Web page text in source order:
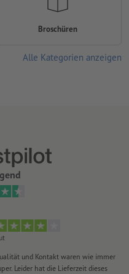
und Kontakt waren wie immer
Leider hat die Lieferzeit dieses
Broschüren
Alle Kategorien anzeigen